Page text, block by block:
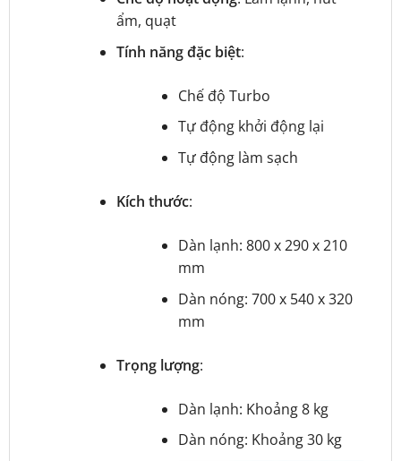
ẩm, quạt
Tính năng đặc biệt:
Chế độ Turbo
Tự động khởi động lại
Tự động làm sạch
Kích thước:
Dàn lạnh: 800 x 290 x 210
mm
Dàn nóng: 700 x 540 x 320
mm
Trọng lượng:
Dàn lạnh: Khoảng 8 kg
Dàn nóng: Khoảng 30 kg